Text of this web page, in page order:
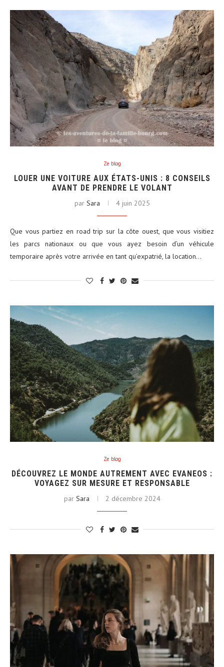
Ze blog
LOUER UNE VOITURE AUX ÉTATS-UNIS : 8 CONSEILS
AVANT DE PRENDRE LE VOLANT
par Sara 4 juin 2025
Que vous partiez en road trip sur la côte ouest, que vous visitiez
les parcs nationaux ou que vous ayez besoin d’un véhicule
temporaire après votre arrivée en tant qu’expatrié, la location…
Ze blog
DÉCOUVREZ LE MONDE AUTREMENT AVEC EVANEOS :
VOYAGEZ SUR MESURE ET RESPONSABLE
par Sara 2 décembre 2024